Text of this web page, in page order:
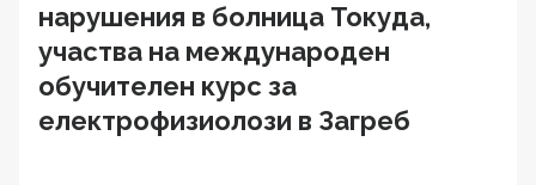
нарушения в болница Токуда,
участва на международен
обучителен курс за
електрофизиолози в Загреб